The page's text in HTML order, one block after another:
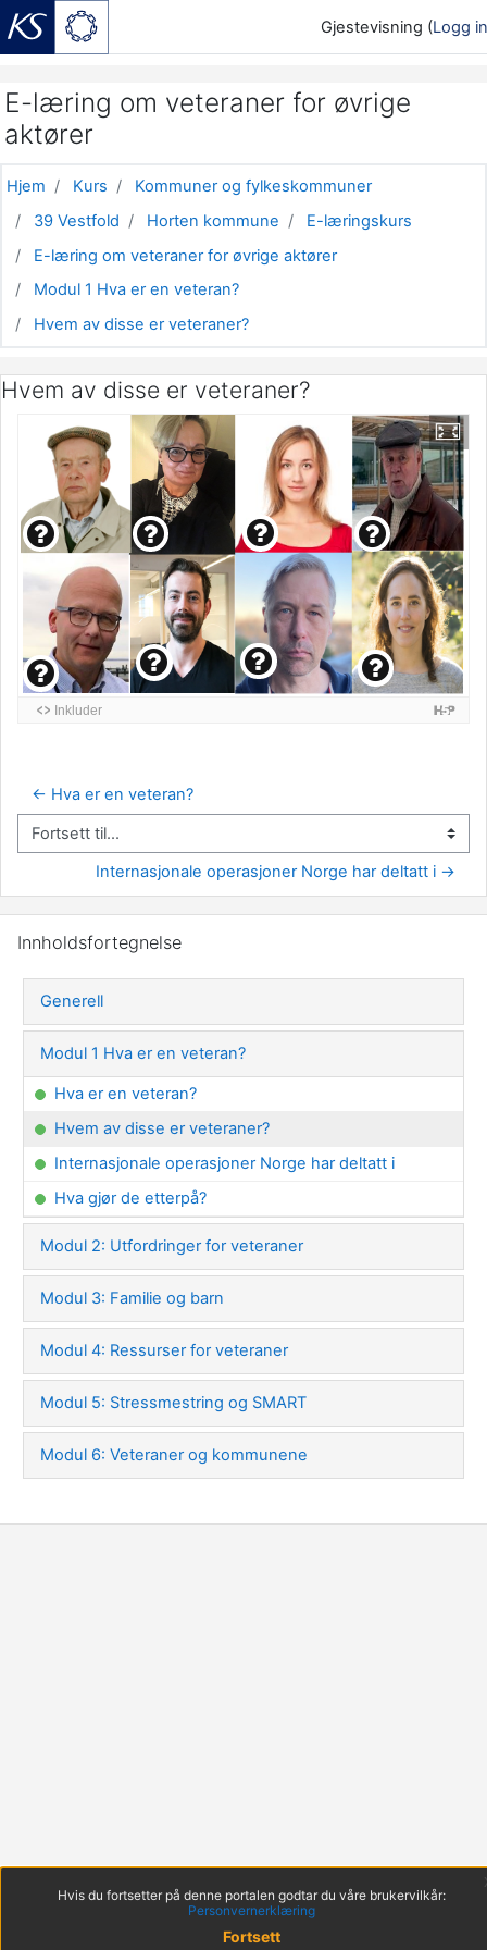
Gjestevisning (Logg
E-læring om veteraner for øvrige
aktører
Hjem Kurs
Kommuner og fylkeskommuner
39 Vestfold
Horten kommune
E-læringskurs
E-læring om veteraner for øvrige aktører
Modul 1 Hva er en veteran?
Hvem av disse er veteraner?
Hvem av disse er veteraner?
← Hva er en veteran?
Fortsett til...
Internasjonale operasjoner Norge har deltatt i →
Innholdsfortegnelse
Generell
Modul 1 Hva er en veteran?
Hva er en veteran?
Hvem av disse er veteraner?
Internasjonale operasjoner Norge har deltatt i
Hva gjør de etterpå?
Modul 2: Utfordringer for veteraner
Modul 3: Familie og barn
Modul 4: Ressurser for veteraner
Modul 5: Stressmestring og SMART
Modul 6: Veteraner og kommunene
Hvis du fortsetter på denne portalen godtar du våre brukervilkår:
Personvernerklæring
Fortsett